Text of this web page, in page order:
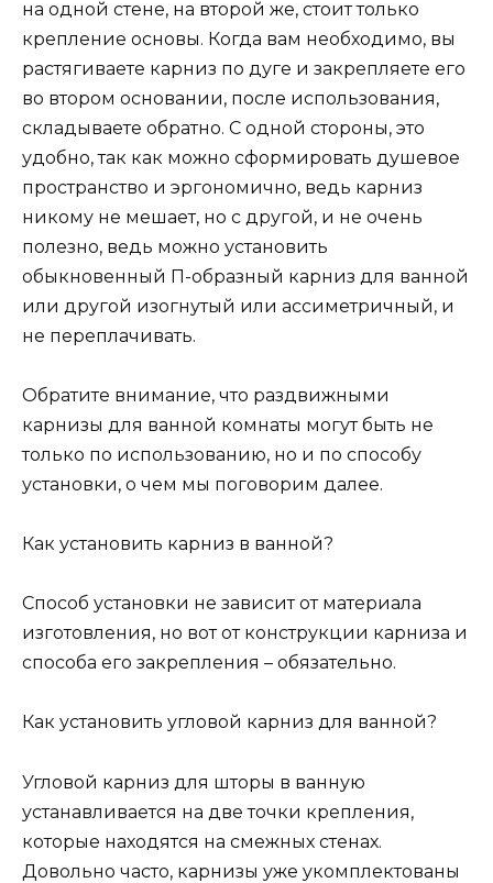
на одной стене, на второй же, стоит только
крепление основы. Когда вам необходимо, вы
растягиваете карниз по дуге и закрепляете его
во втором основании, после использования,
складываете обратно. С одной стороны, это
удобно, так как можно сформировать душевое
пространство и эргономично, ведь карниз
никому не мешает, но с другой, и не очень
полезно, ведь можно установить
обыкновенный П-образный карниз для ванной
или другой изогнутый или ассиметричный, и
не переплачивать.
Обратите внимание, что раздвижными
карнизы для ванной комнаты могут быть не
только по использованию, но и по способу
установки, о чем мы поговорим далее.
Как установить карниз в ванной?
Способ установки не зависит от материала
изготовления, но вот от конструкции карниза и
способа его закрепления – обязательно.
Как установить угловой карниз для ванной?
Угловой карниз для шторы в ванную
устанавливается на две точки крепления,
которые находятся на смежных стенах.
Довольно часто, карнизы уже укомплектованы